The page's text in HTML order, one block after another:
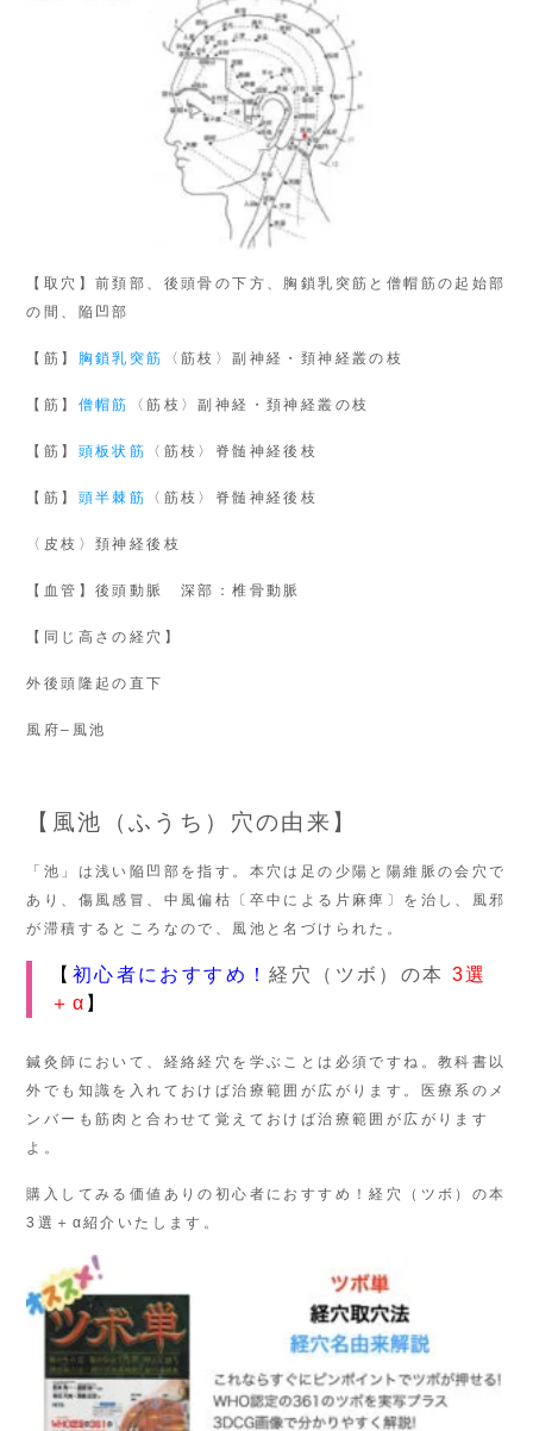
【取穴】前頚部、後頭骨の下方、胸鎖乳突筋と僧帽筋の起始部
の間、陥凹部
【筋】 胸鎖乳突筋 〈筋枝〉副神経・頚神経叢の枝
【筋】 僧帽筋 〈筋枝〉副神経・頚神経叢の枝
【筋】 頭板状筋 〈筋枝〉脊髄神経後枝
【筋】 頭半棘筋 〈筋枝〉脊髄神経後枝
〈皮枝〉頚神経後枝
【血管】後頭動脈 深部：椎骨動脈
【同じ高さの経穴】
外後頭隆起の直下
風府–風池
【風池（ふうち）穴の由来】
「池」は浅い陥凹部を指す。本穴は足の少陽と陽維脈の会穴で
あり、傷風感冒、中風偏枯〔卒中による片麻痺〕を治し、風邪
が滞積するところなので、風池と名づけられた。
【 初心者におすすめ！経穴（ツボ）の本3選
＋α 】
鍼灸師において、経絡経穴を学ぶことは必須ですね。教科書以
外でも知識を入れておけば治療範囲が広がります。医療系のメ
ンバーも筋肉と合わせて覚えておけば治療範囲が広がります
よ。
購入してみる価値ありの初心者におすすめ！経穴（ツボ）の本
3選＋α紹介いたします。